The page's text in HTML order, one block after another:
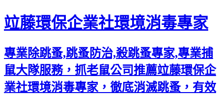
竝藤環保企業社環境消毒專家
專業除跳蚤,跳蚤防治,殺跳蚤專家,專業捕
鼠大隊服務，抓老鼠公司推薦竝藤環保企
業社環境消毒專家，徹底消滅跳蚤，有效